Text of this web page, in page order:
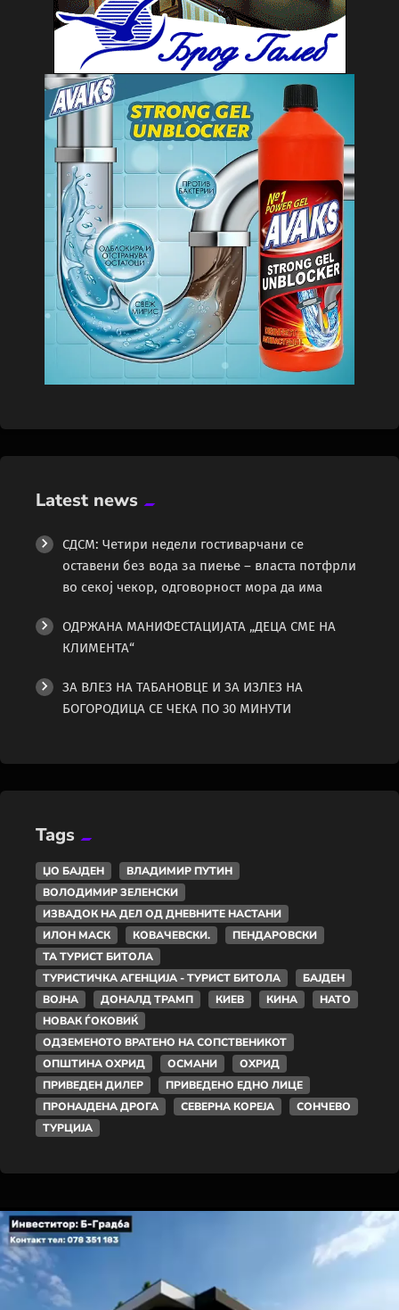
Latest news
СДСМ: Четири недели гостиварчани се
оставени без вода за пиење – власта потфрли
во секој чекор, одговорност мора да има
ОДРЖАНА МАНИФЕСТАЦИЈАТА „ДЕЦА СМЕ НА
КЛИМЕНТА“
ЗА ВЛЕЗ НА ТАБАНОВЦЕ И ЗА ИЗЛЕЗ НА
БОГОРОДИЦА СЕ ЧЕКА ПО 30 МИНУТИ
Tags
ЏО БАЈДЕН
ВЛАДИМИР ПУТИН
ВОЛОДИМИР ЗЕЛЕНСКИ
ИЗВАДОК НА ДЕЛ ОД ДНЕВНИТЕ НАСТАНИ
ИЛОН МАСК
КОВАЧЕВСКИ.
ПЕНДАРОВСКИ
ТА ТУРИСТ БИТОЛА
ТУРИСТИЧКА АГЕНЦИЈА - ТУРИСТ БИТОЛА
БАЈДЕН
ВОЈНА
ДОНАЛД ТРАМП КИЕВ КИНА
НАТО
НОВАК ЃОКОВИЌ
ОДЗЕМЕНОТО ВРАТЕНО НА СОПСТВЕНИКОТ
ОПШТИНА ОХРИД
ОСМАНИ
ОХРИД
ПРИВЕДЕН ДИЛЕР
ПРИВЕДЕНО ЕДНО ЛИЦЕ
ПРОНАЈДЕНА ДРОГА
СЕВЕРНА КОРЕЈА
СОНЧЕВО
ТУРЦИЈА